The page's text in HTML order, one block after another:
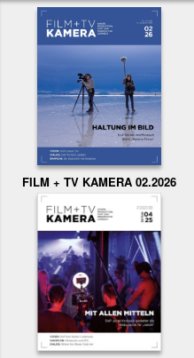
FILM + TV KAMERA 02.2026